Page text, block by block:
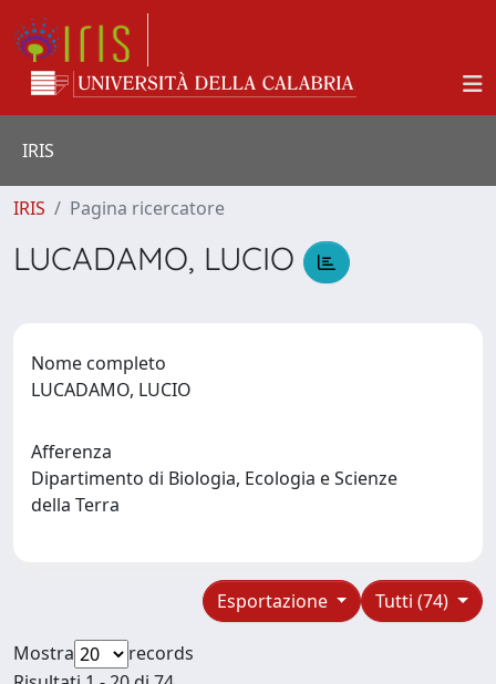
IRIS
IRIS Pagina ricercatore
LUCADAMO, LUCIO
Nome completo
LUCADAMO, LUCIO
Afferenza
Dipartimento di Biologia, Ecologia e Scienze
della Terra
Tutti (74)
Esportazione
Mostra
records